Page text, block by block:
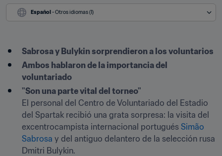
Español - Otros idiomas (1)
Sabrosa y Bulykin sorprendieron a los voluntarios
Ambos hablaron de la importancia del
voluntariado
"Son una parte vital del torneo"
El personal del Centro de Voluntariado del Estadio
del Spartak recibió una grata sorpresa: la visita del
excentrocampista internacional portugués Simão
Sabrosa y del antiguo delantero de la selección rusa
Dmitri Bulykin.